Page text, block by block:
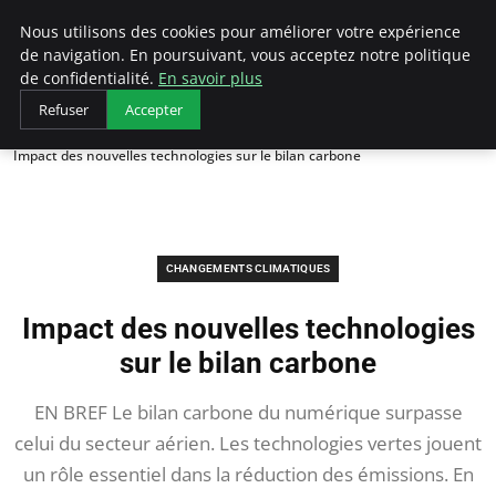
Arcticclimateemergency
Accueil
Changements Climatiques
Impact des nouvelles technologies sur le bilan carbone
CHANGEMENTS CLIMATIQUES
Impact des nouvelles technologies
sur le bilan carbone
EN BREF Le bilan carbone du numérique surpasse
celui du secteur aérien. Les technologies vertes jouent
un rôle essentiel dans la réduction des émissions. En
Nous utilisons des cookies pour améliorer votre expérience
de navigation. En poursuivant, vous acceptez notre politique
de confidentialité. En savoir plus
Refuser Accepter